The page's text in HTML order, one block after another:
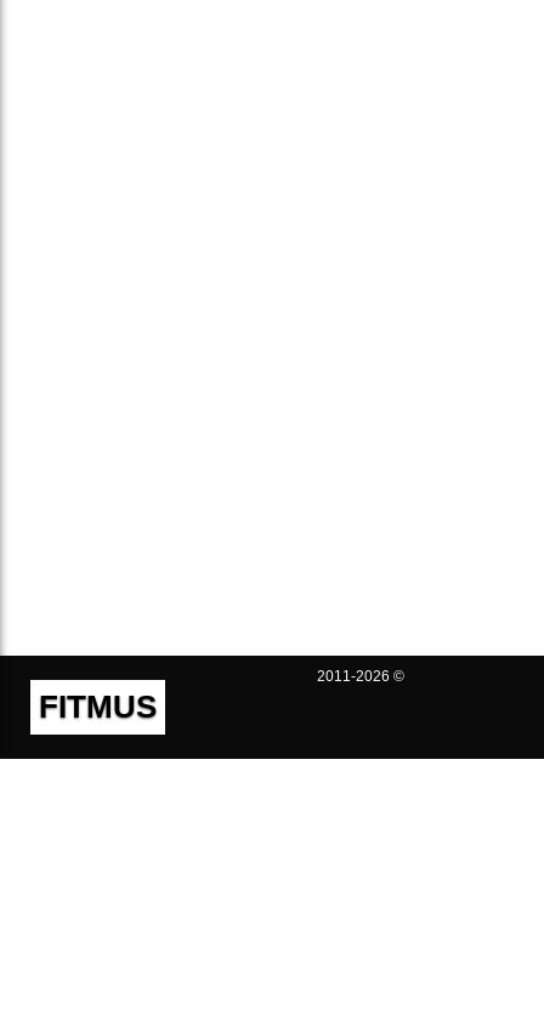
FITMUS
2011-2026 ©